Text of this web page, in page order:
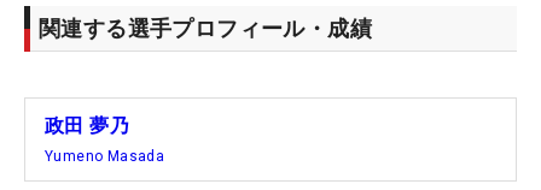
関連する選手プロフィール・成績
政田 夢乃
Yumeno Masada